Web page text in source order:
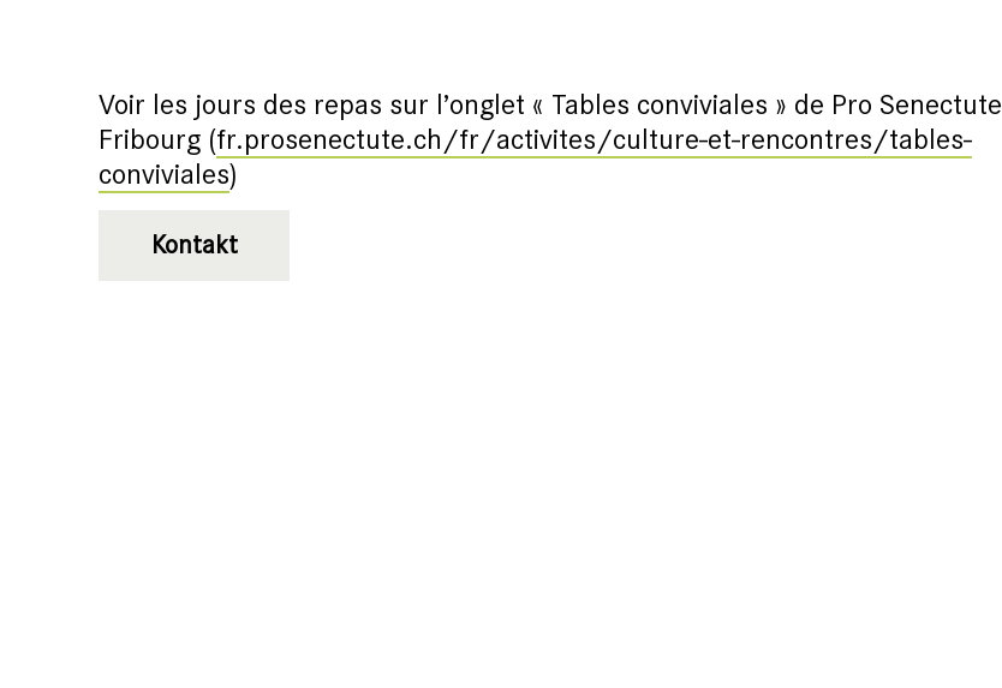
Voir les jours des repas sur l’onglet « Tables conviviales » de Pro Senectute
Fribourg (fr.prosenectute.ch/fr/activites/culture-et-rencontres/tables-
conviviales)
Kontakt